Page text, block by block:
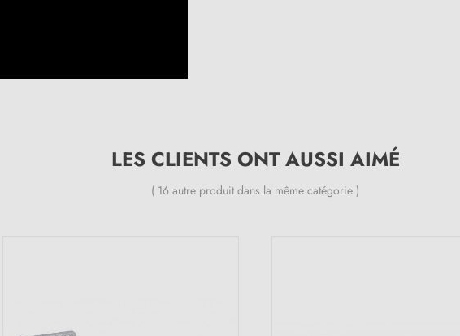
LES CLIENTS ONT AUSSI AIMÉ
( 16 autre produit dans la même catégorie )